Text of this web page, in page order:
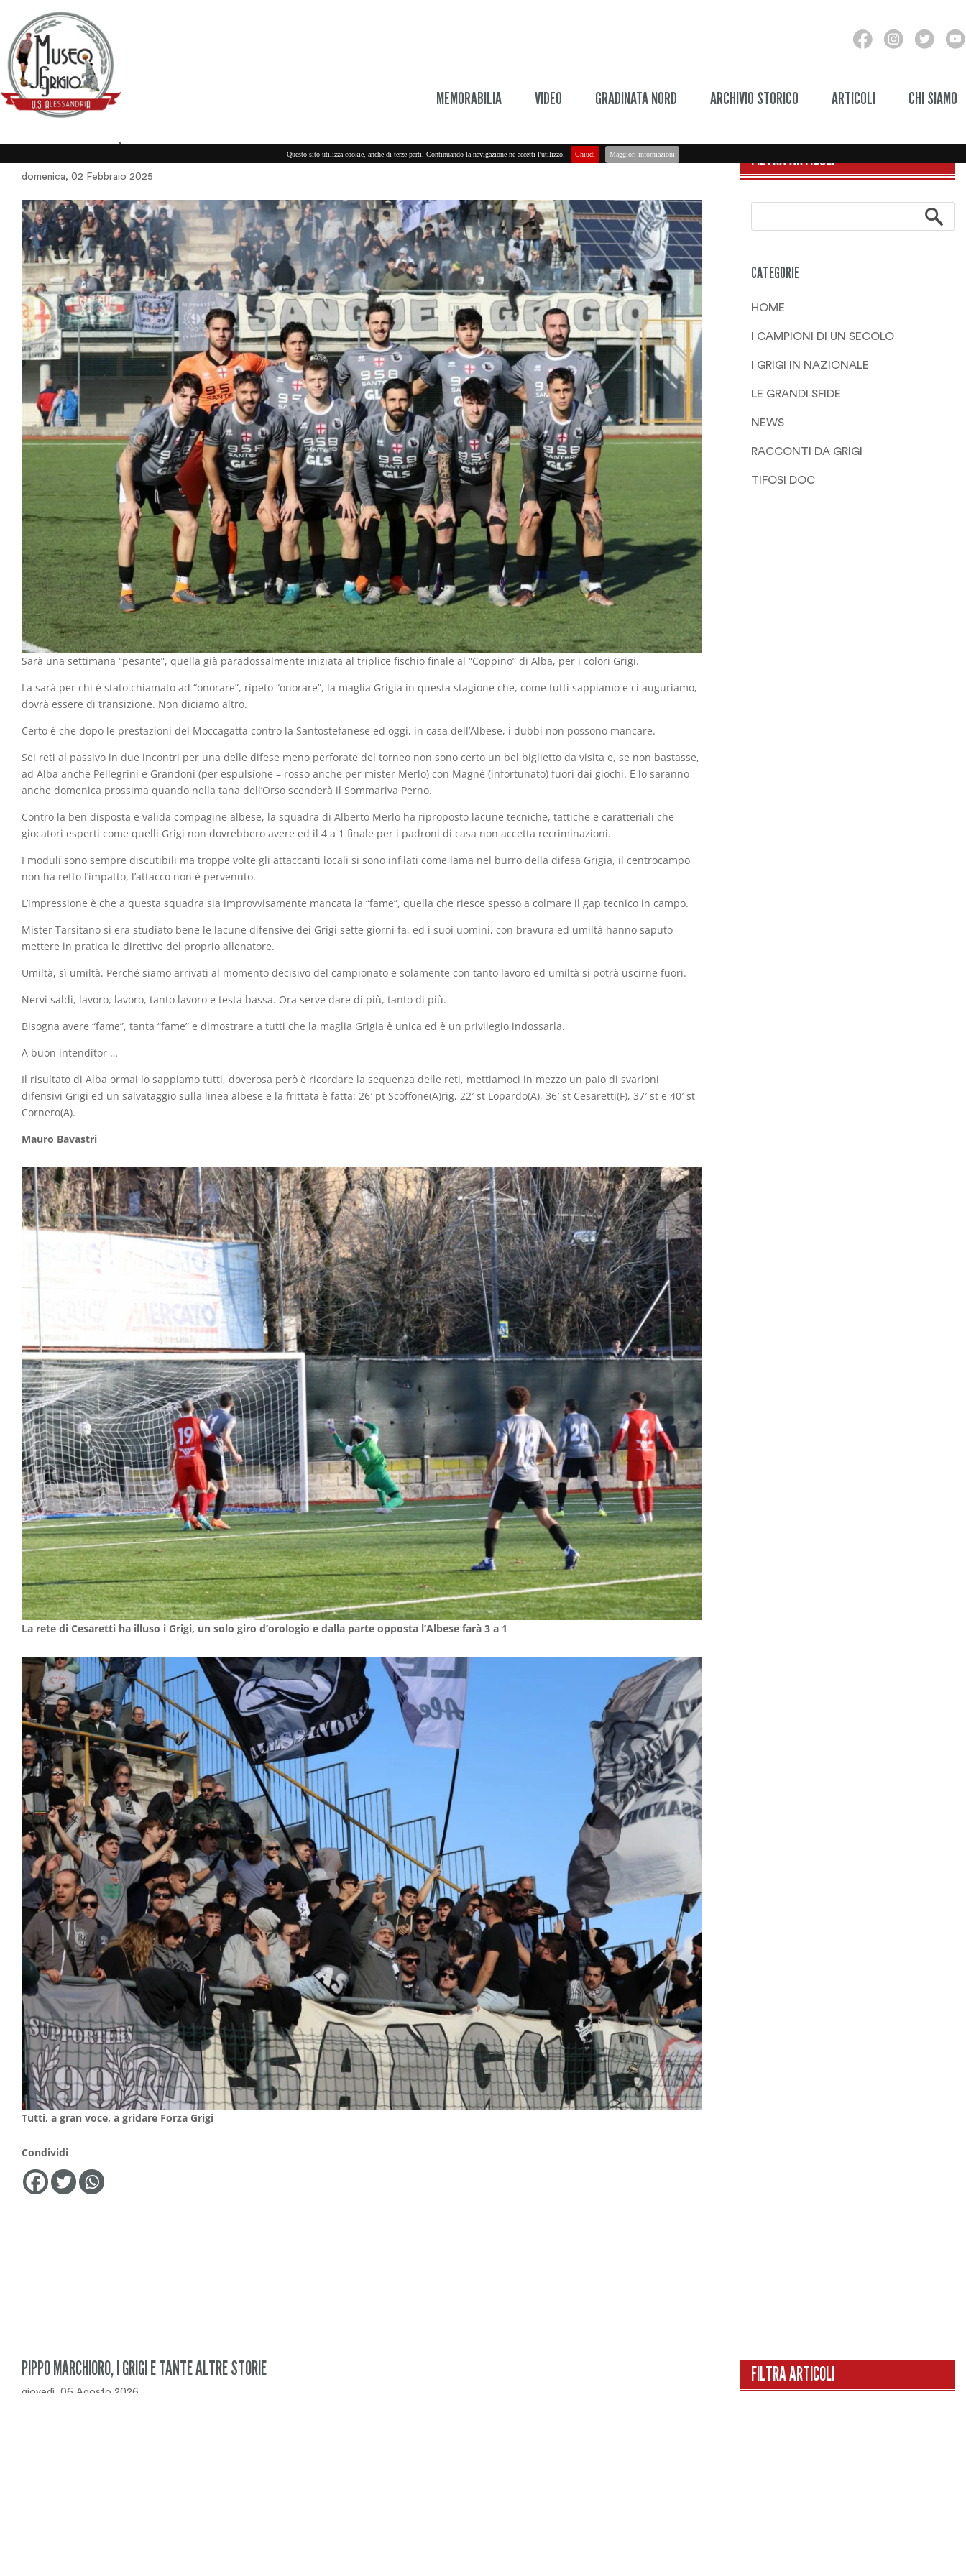
Questo sito utilizza cookie, anche di terze parti. Continuando la navigazione ne accetti l'utilizzo. Chiudi Maggiori informazioni
MEMORABILIA VIDEO GRADINATA NORD ARCHIVIO STORICO ARTICOLI CHI SIAMO
domenica, 02 Febbraio 2025
Sarà una settimana “pesante”, quella già paradossalmente iniziata al triplice fischio finale al “Coppino” di Alba, per i colori Grigi.
La sarà per chi è stato chiamato ad “onorare”, ripeto “onorare”, la maglia Grigia in questa stagione che, come tutti sappiamo e ci auguriamo,
dovrà essere di transizione. Non diciamo altro.
Certo è che dopo le prestazioni del Moccagatta contro la Santostefanese ed oggi, in casa dell’Albese, i dubbi non possono mancare.
Sei reti al passivo in due incontri per una delle difese meno perforate del torneo non sono certo un bel biglietto da visita e, se non bastasse,
ad Alba anche Pellegrini e Grandoni (per espulsione – rosso anche per mister Merlo) con Magnè (infortunato) fuori dai giochi. E lo saranno
anche domenica prossima quando nella tana dell’Orso scenderà il Sommariva Perno.
Contro la ben disposta e valida compagine albese, la squadra di Alberto Merlo ha riproposto lacune tecniche, tattiche e caratteriali che
giocatori esperti come quelli Grigi non dovrebbero avere ed il 4 a 1 finale per i padroni di casa non accetta recriminazioni.
I moduli sono sempre discutibili ma troppe volte gli attaccanti locali si sono infilati come lama nel burro della difesa Grigia, il centrocampo
non ha retto l’impatto, l’attacco non è pervenuto.
L’impressione è che a questa squadra sia improvvisamente mancata la “fame”, quella che riesce spesso a colmare il gap tecnico in campo.
Mister Tarsitano si era studiato bene le lacune difensive dei Grigi sette giorni fa, ed i suoi uomini, con bravura ed umiltà hanno saputo
mettere in pratica le direttive del proprio allenatore.
Umiltà, sì umiltà. Perché siamo arrivati al momento decisivo del campionato e solamente con tanto lavoro ed umiltà si potrà uscirne fuori.
Nervi saldi, lavoro, lavoro, tanto lavoro e testa bassa. Ora serve dare di più, tanto di più.
Bisogna avere “fame”, tanta “fame” e dimostrare a tutti che la maglia Grigia è unica ed è un privilegio indossarla.
A buon intenditor …
Il risultato di Alba ormai lo sappiamo tutti, doverosa però è ricordare la sequenza delle reti, mettiamoci in mezzo un paio di svarioni
difensivi Grigi ed un salvataggio sulla linea albese e la frittata è fatta: 26′ pt Scoffone(A)rig, 22′ st Lopardo(A), 36′ st Cesaretti(F), 37′ st e 40′ st
Cornero(A).
Mauro Bavastri
La rete di Cesaretti ha illuso i Grigi, un solo giro d’orologio e dalla parte opposta l’Albese farà 3 a 1
Tutti, a gran voce, a gridare Forza Grigi
Condividi
FILTRA ARTICOLI
CATEGORIE
HOME
I CAMPIONI DI UN SECOLO
I GRIGI IN NAZIONALE
LE GRANDI SFIDE
NEWS
RACCONTI DA GRIGI
TIFOSI DOC
PIPPO MARCHIORO, I GRIGI E TANTE ALTRE STORIE
giovedì, 06 Agosto 2026
FILTRA ARTICOLI